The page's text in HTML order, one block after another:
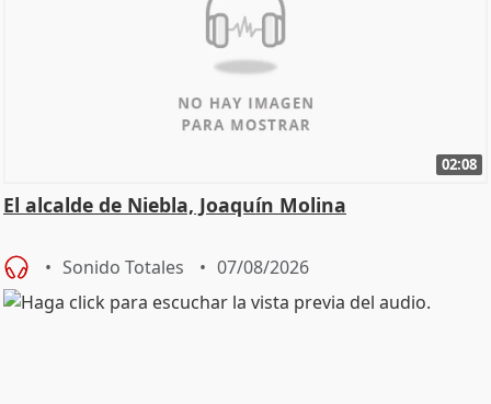
02:08
El alcalde de Niebla, Joaquín Molina
Sonido Totales 07/08/2026